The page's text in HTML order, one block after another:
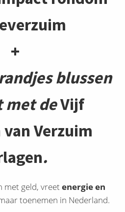
+
blussen
met deVijf
Verzuim
.
met geld, vreetenergie en
toenemen in Nederland.